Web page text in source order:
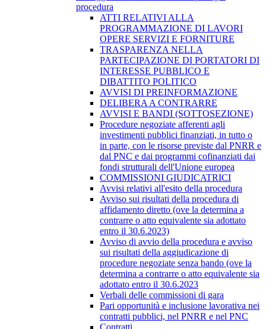
procedura
ATTI RELATIVI ALLA
PROGRAMMAZIONE DI LAVORI
OPERE SERVIZI E FORNITURE
TRASPARENZA NELLA
PARTECIPAZIONE DI PORTATORI DI
INTERESSE PUBBLICO E
DIBATTITO POLITICO
AVVISI DI PREINFORMAZIONE
DELIBERA A CONTRARRE
AVVISI E BANDI (SOTTOSEZIONE)
Procedure negoziate afferenti agli
investimenti pubblici finanziati, in tutto o
in parte, con le risorse previste dal PNRR e
dal PNC e dai programmi cofinanziati dai
fondi strutturali dell'Unione europea
COMMISSIONI GIUDICATRICI
Avvisi relativi all'esito della procedura
Avviso sui risultati della procedura di
affidamento diretto (ove la determina a
contrarre o atto equivalente sia adottato
entro il 30.6.2023)
Avviso di avvio della procedura e avviso
sui risultati della aggiudicazione di
procedure negoziate senza bando (ove la
determina a contrarre o atto equivalente sia
adottato entro il 30.6.2023
Verbali delle commissioni di gara
Pari opportunità e inclusione lavorativa nei
contratti pubblici, nel PNRR e nel PNC
Contratti